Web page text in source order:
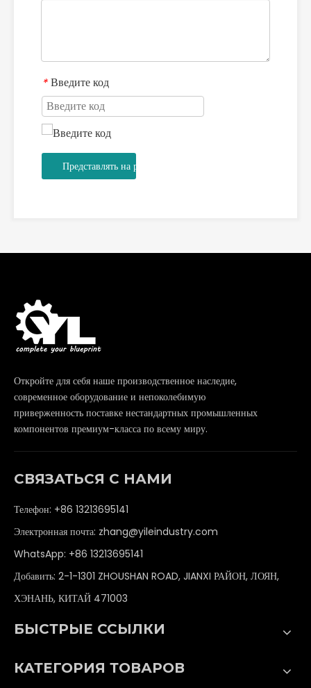
* Введите код
Представлять на рассмотрение
Откройте для себя наше производственное наследие,
современное оборудование и непоколебимую
приверженность поставке нестандартных промышленных
компонентов премиум-класса по всему миру.
СВЯЗАТЬСЯ С НАМИ
Телефон: +86 13213695141
Электронная почта: zhang@yileindustry.com
WhatsApp: +86 13213695141
Добавить: 2-1-1301 ZHOUSHAN ROAD, JIANXI РАЙОН, ЛОЯН,
ХЭНАНЬ, КИТАЙ 471003
БЫСТРЫЕ ССЫЛКИ
КАТЕГОРИЯ ТОВАРОВ